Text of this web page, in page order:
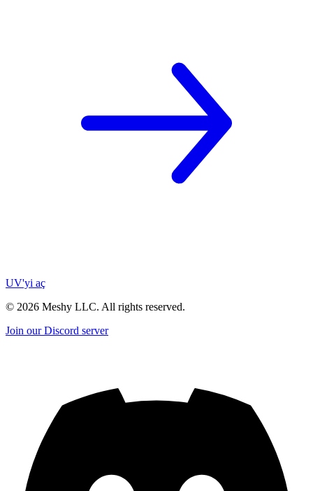
UV'yi aç
© 2026 Meshy LLC. All rights reserved.
Join our Discord server